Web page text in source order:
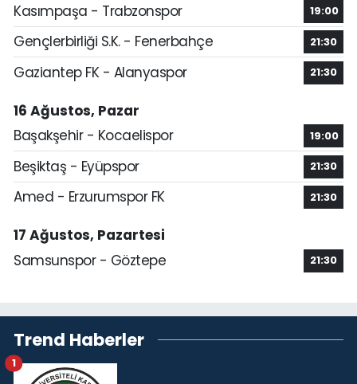
Kasımpaşa - Trabzonspor 19:00
Gençlerbirliği S.K. - Fenerbahçe 21:30
Gaziantep FK - Alanyaspor 21:30
16 Ağustos, Pazar
Başakşehir - Kocaelispor
19:00
Beşiktaş - Eyüpspor 21:30
Amed - Erzurumspor FK 21:30
17 Ağustos, Pazartesi
Samsunspor - Göztepe
21:30
Trend Haberler
1